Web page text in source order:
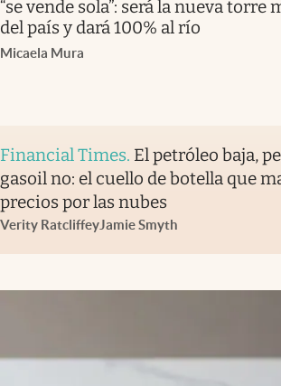
“se vende sola”: será la nueva torre
del país y dará 100% al río
Micaela Mura
Financial Times. El petróleo baja,
gasoil no: el cuello de botella que
precios por las nubes
Verity RatcliffeyJamie Smyth